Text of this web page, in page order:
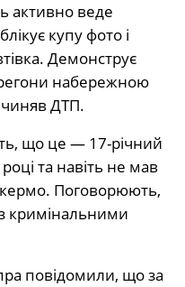
активно веде
купу фото і
Демонструє
набережною
ДТП.
що це — 17-річний
та навіть не мав
кермо. Поговорюють,
кримінальними
повідомили, що за